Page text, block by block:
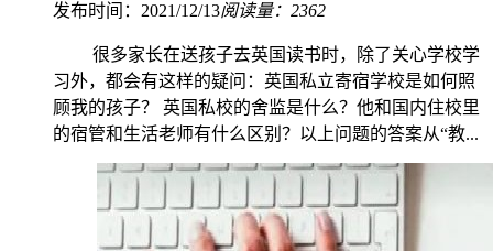
发布时间：2021/12/13阅读量：2362
很多家长在送孩子去英国读书时，除了关心学校学
习外，都会有这样的疑问：英国私立寄宿学校是如何照
顾我的孩子？ 英国私校的舍监是什么？他和国内住校里
的宿管和生活老师有什么区别？以上问题的答案从“教...